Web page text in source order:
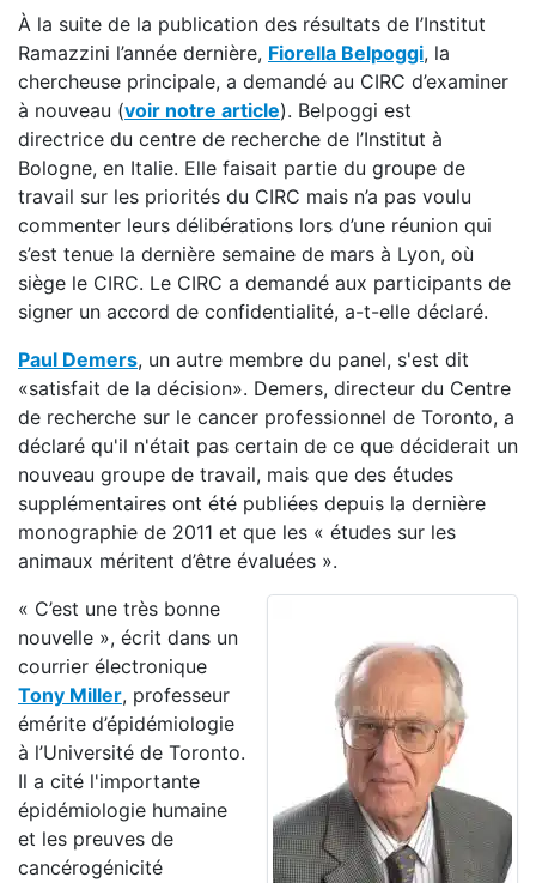
À la suite de la publication des résultats de l’Institut
Ramazzini l’année dernière, Fiorella Belpoggi, la
chercheuse principale, a demandé au CIRC d’examiner
à nouveau (voir notre article). Belpoggi est
directrice du centre de recherche de l’Institut à
Bologne, en Italie. Elle faisait partie du groupe de
travail sur les priorités du CIRC mais n’a pas voulu
commenter leurs délibérations lors d’une réunion qui
s’est tenue la dernière semaine de mars à Lyon, où
siège le CIRC. Le CIRC a demandé aux participants de
signer un accord de confidentialité, a-t-elle déclaré.
Paul Demers, un autre membre du panel, s'est dit
«satisfait de la décision». Demers, directeur du Centre
de recherche sur le cancer professionnel de Toronto, a
déclaré qu'il n'était pas certain de ce que déciderait un
nouveau groupe de travail, mais que des études
supplémentaires ont été publiées depuis la dernière
monographie de 2011 et que les « études sur les
animaux méritent d’être évaluées ».
« C’est une très bonne
nouvelle », écrit dans un
courrier électronique
Tony Miller, professeur
émérite d’épidémiologie
à l’Université de Toronto.
Il a cité l'importante
épidémiologie humaine
et les preuves de
cancérogénicité